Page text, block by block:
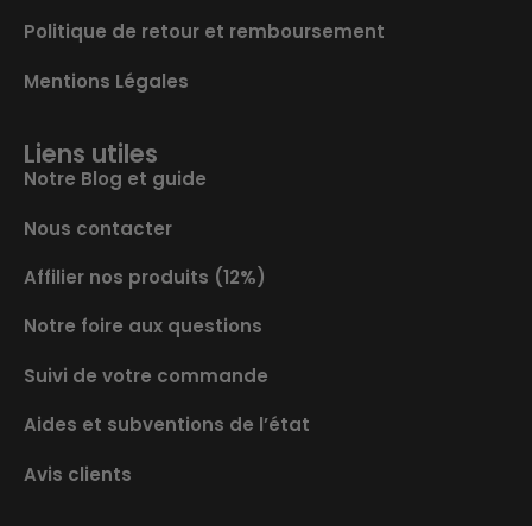
Politique de retour et remboursement
Mentions Légales
Liens utiles
Notre Blog et guide
Nous contacter
Affilier nos produits (12%)
Notre foire aux questions
Suivi de votre commande
Aides et subventions de l’état
Avis clients